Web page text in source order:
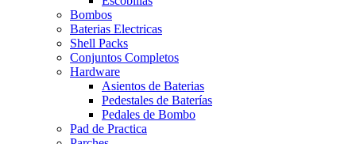
Bombos
Baterias Electricas
Shell Packs
Conjuntos Completos
Hardware
Asientos de Baterias
Pedestales de Baterías
Pedales de Bombo
Pad de Practica